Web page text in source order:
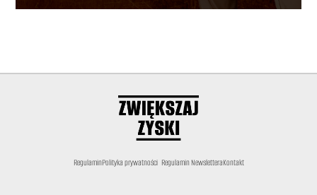
RegulaminPolityka prywatności Regulamin NewsletteraKontakt